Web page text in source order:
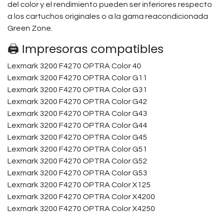
del color y el rendimiento pueden ser inferiores respecto
a los cartuchos originales o a la gama reacondicionada
Green Zone.
🖨️ Impresoras compatibles
Lexmark 3200 F4270 OPTRA Color 40
Lexmark 3200 F4270 OPTRA Color G11
Lexmark 3200 F4270 OPTRA Color G31
Lexmark 3200 F4270 OPTRA Color G42
Lexmark 3200 F4270 OPTRA Color G43
Lexmark 3200 F4270 OPTRA Color G44
Lexmark 3200 F4270 OPTRA Color G45
Lexmark 3200 F4270 OPTRA Color G51
Lexmark 3200 F4270 OPTRA Color G52
Lexmark 3200 F4270 OPTRA Color G53
Lexmark 3200 F4270 OPTRA Color X125
Lexmark 3200 F4270 OPTRA Color X4200
Lexmark 3200 F4270 OPTRA Color X4250